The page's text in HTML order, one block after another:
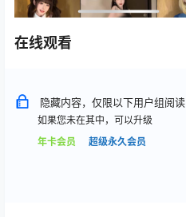
在线观看
隐藏内容，仅限以下用户组阅读
如果您未在其中，可以升级
年卡会员
超级永久会员